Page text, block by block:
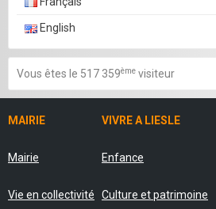
English
Vous êtes le 517 359ème visiteur
MAIRIE VIVRE A LIESLE
Mairie Enfance
Vie en collectivité Culture et patrimoine